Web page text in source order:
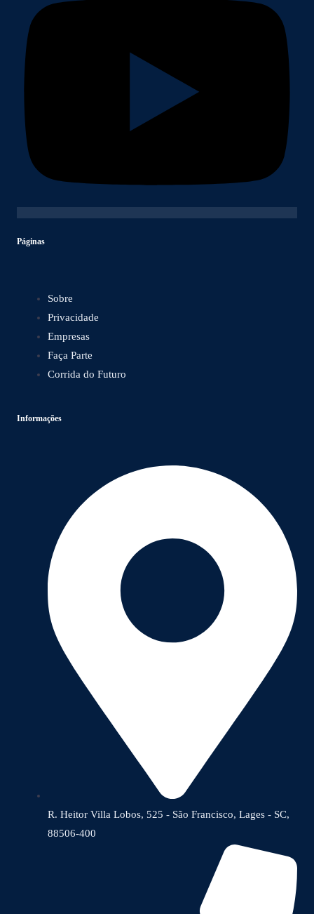
Páginas
Sobre
Privacidade
Empresas
Faça Parte
Corrida do Futuro
Informações
R. Heitor Villa Lobos, 525 - São Francisco, Lages - SC,
88506-400